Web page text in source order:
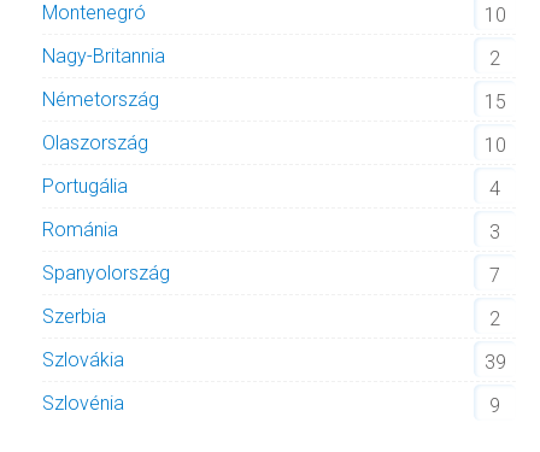
Montenegró
10
Nagy-Britannia
2
Németország
15
Olaszország
10
Portugália
4
Románia
3
Spanyolország
7
Szerbia
2
Szlovákia
39
Szlovénia
9